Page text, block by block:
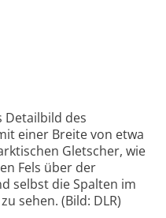
Detailbild des
einer Breite von etwa
Gletscher, wie
Fels über der
selbst die Spalten im
sehen. (Bild: DLR)